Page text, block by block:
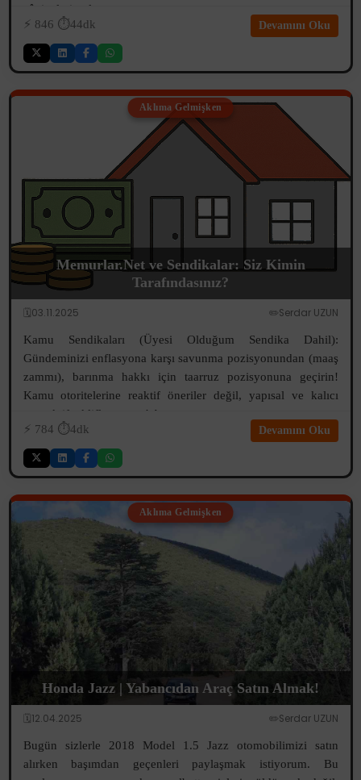
zâviyelerin oluşum...
⚡️ 846 ⏱️44dk Devamını Oku
Aklıma Gelmişken
Memurlar.Net ve Sendikalar: Siz Kimin
Tarafındasınız?
🗓️03.11.2025 ✏️Serdar UZUN
Kamu Sendikaları (Üyesi Olduğum Sendika Dahil):
Gündeminizi enflasyona karşı savunma pozisyonundan (maaş
zammı), barınma hakkı için taarruz pozisyonuna geçirin!
Kamu otoritelerine reaktif öneriler değil, yapısal ve kalıcı
propaktif teklifler sunun! A...
⚡️ 784 ⏱️4dk Devamını Oku
Aklıma Gelmişken
Honda Jazz | Yabancıdan Araç Satın Almak!
🗓️12.04.2025 ✏️Serdar UZUN
Bugün sizlerle 2018 Model 1.5 Jazz otomobilimizi satın
alırken başımdan geçenleri paylaşmak istiyorum. Bu